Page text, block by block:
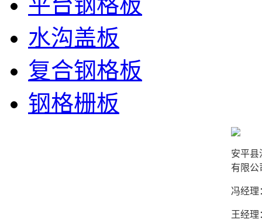
平台钢格板
水沟盖板
复合钢格板
钢格栅板
安平县
有限公
冯经理
王经理